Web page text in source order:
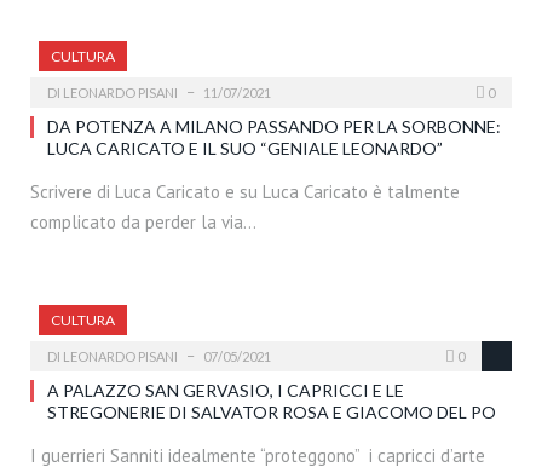
CULTURA
DI LEONARDO PISANI 11/07/2021 0
DA POTENZA A MILANO PASSANDO PER LA SORBONNE:
LUCA CARICATO E IL SUO “GENIALE LEONARDO”
Scrivere di Luca Caricato e su Luca Caricato è talmente
complicato da perder la via…
CULTURA
DI LEONARDO PISANI 07/05/2021 0
A PALAZZO SAN GERVASIO, I CAPRICCI E LE
STREGONERIE DI SALVATOR ROSA E GIACOMO DEL PO
I guerrieri Sanniti idealmente “proteggono” i capricci d’arte